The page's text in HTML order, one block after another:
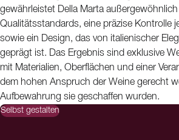
gewährleistet Della Marta
Qualitätsstandards, eine präzise Kontrolle
sowie ein Design, das von italienischer
geprägt ist. Das Ergebnis sind exklusive
mit Materialien, Oberflächen und einer
dem hohen Anspruch der Weine gerecht
Aufbewahrung sie geschaffen wurden.
Selbst gestalten